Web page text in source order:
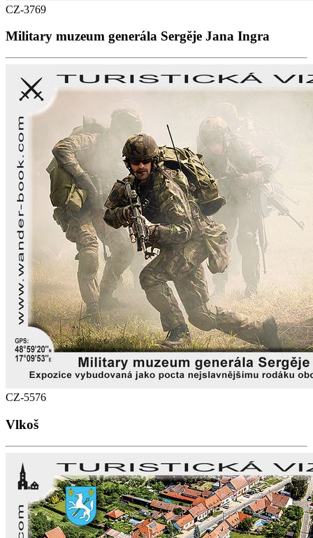
CZ-3769
Military muzeum generála Sergěje Jana Ingra
CZ-5576
Vlkoš